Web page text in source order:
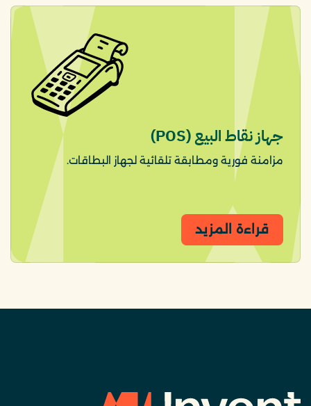
جهاز نقاط البيع (POS)
مزامنة فورية ومطابقة تلقائية لجهاز البطاقات.
قراءة المزيد